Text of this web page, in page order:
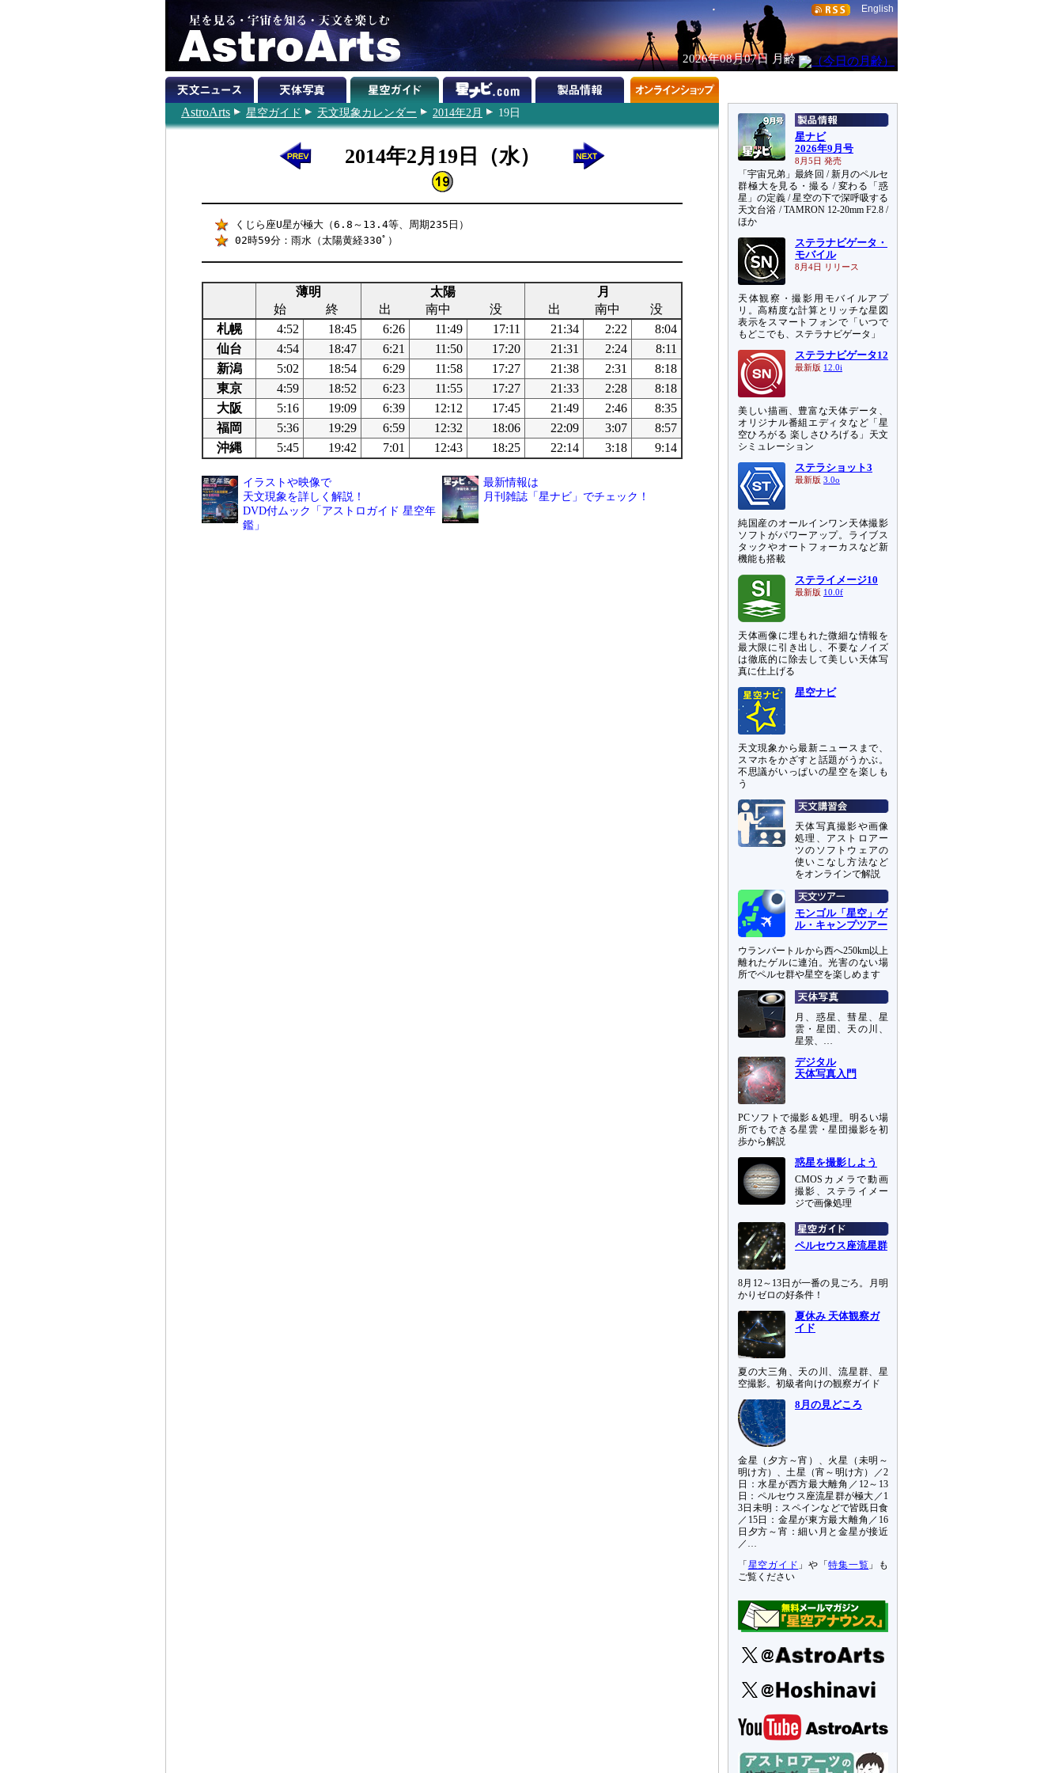
English
2026年08月07日 月齢
AstroArts 星空ガイド 天文現象カレンダー 2014年2月 19日
2014年2月19日（水）
くじら座U星が極大（6.8～13.4等、周期235日）
02時59分：雨水（太陽黄経330ﾟ）
薄明 太陽
月
始
終 出 南中 没 出 南中
没
札幌
4:52 18:45 6:26 11:49 17:11 21:34 2:22
8:04
仙台
4:54 18:47 6:21 11:50 17:20 21:31 2:24
8:11
新潟
5:02 18:54 6:29 11:58 17:27 21:38 2:31
8:18
東京
4:59 18:52 6:23 11:55 17:27 21:33 2:28
8:18
大阪
5:16 19:09 6:39 12:12 17:45 21:49 2:46
8:35
福岡
5:36 19:29 6:59 12:32 18:06 22:09 3:07
8:57
沖縄
5:45 19:42 7:01 12:43 18:25 22:14 3:18 9:14
イラストや映像で
天文現象を詳しく解説！
DVD付ムック「アストロガイド 星空年
鑑」
最新情報は
月刊雑誌「星ナビ」でチェック！
星ナビ
2026年9月号
8月5日 発売
「宇宙兄弟」最終回 / 新月のペルセ
群極大を見る・撮る / 変わる「惑
星」の定義 / 星空の下で深呼吸する
天文台浴 / TAMRON 12-20mm F2.8 /
ほか
ステラナビゲータ・
モバイル
8月4日 リリース
天体観察・撮影用モバイルアプ
リ。高精度な計算とリッチな星図
表示をスマートフォンで「いつで
もどこでも、ステラナビゲータ」
ステラナビゲータ12
最新版 12.0i
美しい描画、豊富な天体データ、
オリジナル番組エディタなど「星
空ひろがる 楽しさひろげる」天文
シミュレーション
ステラショット3
最新版 3.0o
純国産のオールインワン天体撮影
ソフトがパワーアップ。ライブス
タックやオートフォーカスなど新
機能も搭載
ステライメージ10
最新版 10.0f
天体画像に埋もれた微細な情報を
最大限に引き出し、不要なノイズ
は徹底的に除去して美しい天体写
真に仕上げる
星空ナビ
天文現象から最新ニュースまで、
スマホをかざすと話題がうかぶ。
不思議がいっぱいの星空を楽しも
う
天体写真撮影や画像
処理、アストロアー
ツのソフトウェアの
使いこなし方法など
をオンラインで解説
モンゴル「星空」ゲ
ル・キャンプツアー
ウランバートルから西へ250km以上
離れたゲルに連泊。光害のない場
所でペルセ群や星空を楽しめます
月、惑星、彗星、星
雲・星団、天の川、
星景、…
デジタル
天体写真入門
PCソフトで撮影＆処理。明るい場
所でもできる星雲・星団撮影を初
歩から解説
惑星を撮影しよう
CMOSカメラで動画
撮影、ステライメー
ジで画像処理
ペルセウス座流星群
8月12～13日が一番の見ごろ。月明
かりゼロの好条件！
夏休み 天体観察ガ
イド
夏の大三角、天の川、流星群、星
空撮影。初級者向けの観察ガイド
8月の見どころ
金星（夕方～宵）、火星（未明～
明け方）、土星（宵～明け方）／2
日：水星が西方最大離角／12～13
日：ペルセウス座流星群が極大／1
3日未明：スペインなどで皆既日食
／15日：金星が東方最大離角／16
日夕方～宵：細い月と金星が接近
／…
「 星空ガイド 」や「特集一覧 」も
ご覧ください